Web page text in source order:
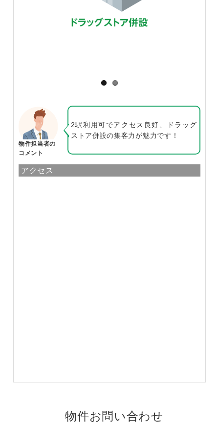
物件担当者の
コメント
2駅利用可でアクセス良好、ドラッグ
ストア併設の集客力が魅力です！
アクセス
物件お問い合わせ